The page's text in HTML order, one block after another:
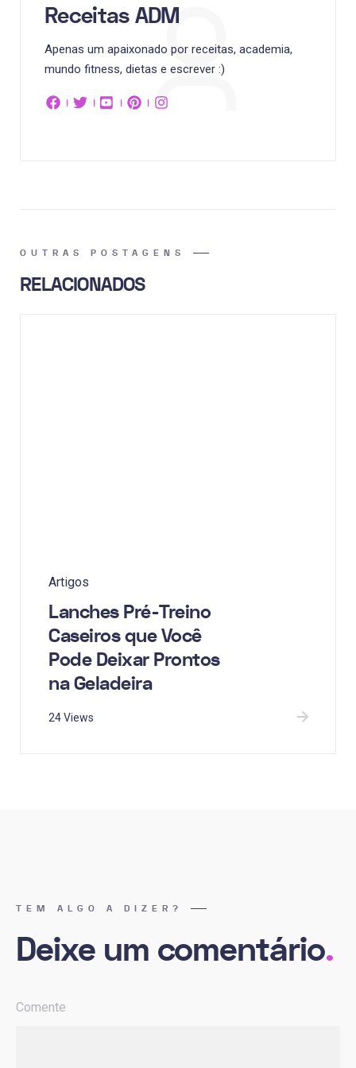
Receitas ADM
Apenas um apaixonado por receitas, academia,
mundo fitness, dietas e escrever :)
OUTRAS POSTAGENS
RELACIONADOS
Artigos
Lanches Pré-Treino
Caseiros que Você
Pode Deixar Prontos
na Geladeira
24 Views
TEM ALGO A DIZER?
Deixe um comentário.
Comente